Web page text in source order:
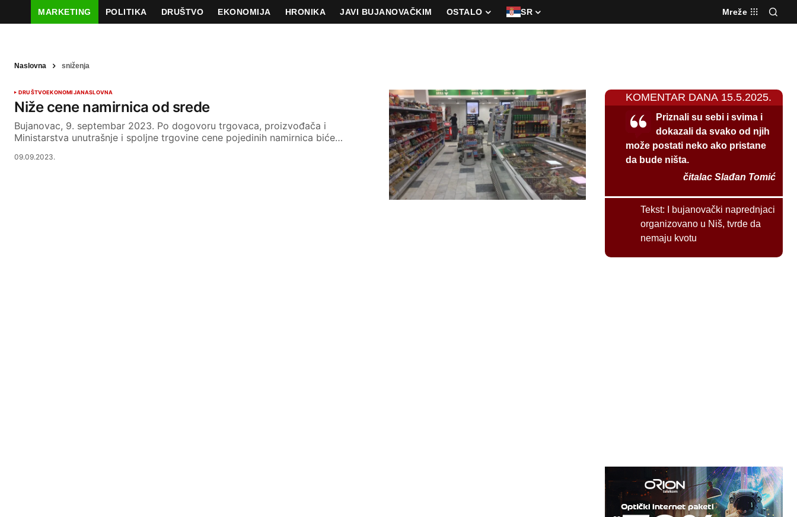
MARKETING POLITIKA DRUŠTVO EKONOMIJA HRONIKA JAVI BUJANOVAČKIM OSTALO SR Mreže
Naslovna sniženja
DRUŠTVOEKONOMIJANASLOVNA
Niže cene namirnica od srede
Bujanovac, 9. septembar 2023. Po dogovoru trgovaca, proizvođača i
Ministarstva unutrašnje i spoljne trgovine cene pojedinih namirnica biće…
09.09.2023.
KOMENTAR DANA 15.5.2025.
Priznali su sebi i svima i
dokazali da svako od njih
može postati neko ako pristane
da bude ništa.
čitalac Slađan Tomić
Tekst:
I bujanovački naprednjaci
organizovano u Niš, tvrde da
nemaju kvotu